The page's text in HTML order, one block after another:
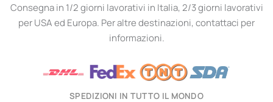
Consegna in 1/2 giorni lavorativi in Italia, 2/3 giorni lavorativi
per USA ed Europa. Per altre destinazioni, contattaci per
informazioni.
SPEDIZIONI IN TUTTO IL MONDO